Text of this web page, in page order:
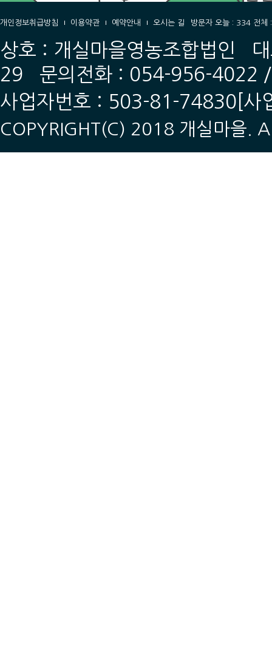
개인정보취급방침 이용약관 예약안내 오시는 길 방문자 오늘 : 334 전
상호 : 개실마을영농조합법인
29 문의전화 : 054-956-4022
사업자번호 : 503-81-74830 [사
COPYRIGHT(C) 2018 개실마을.